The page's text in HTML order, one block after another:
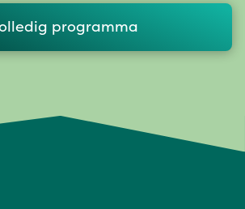
programma